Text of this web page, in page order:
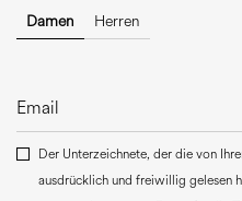
Damen Herren
Der Unterzeichnete, der die von
ausdrücklich und freiwillig gelesen